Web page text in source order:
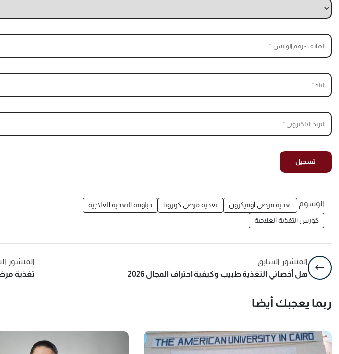
الوسوم: تغذية مرضى أوميكرون تغذية مرضى كورونا
دبلومة التغذية العلاجية
كورس التغذية العلاجية
المنشور السابق
هل أخصائي التغذية طبيب وكيفية احتراف المجال 2026
المنشور
تغذية مرضى
ربما يعجبك أيضا